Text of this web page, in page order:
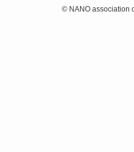
© NANO association